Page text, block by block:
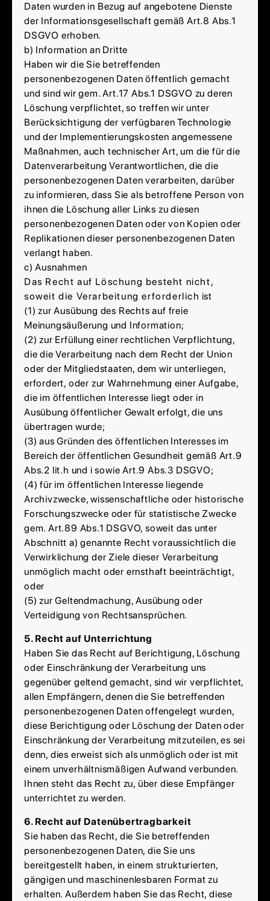
Daten wurden in Bezug auf angebotene Dienste
der Informationsgesellschaft gemäß Art.8 Abs.1
DSGVO erhoben.
b) Information an Dritte
Haben wir die Sie betreffenden
personenbezogenen Daten öffentlich gemacht
und sind wir gem. Art.17 Abs.1 DSGVO zu deren
Löschung verpflichtet, so treffen wir unter
Berücksichtigung der verfügbaren Technologie
und der Implementierungskosten angemessene
Maßnahmen, auch technischer Art, um die für die
Datenverarbeitung Verantwortlichen, die die
personenbezogenen Daten verarbeiten, darüber
zu informieren, dass Sie als betroffene Person von
ihnen die Löschung aller Links zu diesen
personenbezogenen Daten oder von Kopien oder
Replikationen dieser personenbezogenen Daten
verlangt haben.
c) Ausnahmen
Das Recht auf Löschung besteht nicht,
soweit die Verarbeitung erforderlich ist
(1) zur Ausübung des Rechts auf freie
Meinungsäußerung und Information;
(2) zur Erfüllung einer rechtlichen Verpflichtung,
die die Verarbeitung nach dem Recht der Union
oder der Mitgliedstaaten, dem wir unterliegen,
erfordert, oder zur Wahrnehmung einer Aufgabe,
die im öffentlichen Interesse liegt oder in
Ausübung öffentlicher Gewalt erfolgt, die uns
übertragen wurde;
(3) aus Gründen des öffentlichen Interesses im
Bereich der öffentlichen Gesundheit gemäß Art.9
Abs.2 lit.h und i sowie Art.9 Abs.3 DSGVO;
(4) für im öffentlichen Interesse liegende
Archivzwecke, wissenschaftliche oder historische
Forschungszwecke oder für statistische Zwecke
gem. Art.89 Abs.1 DSGVO, soweit das unter
Abschnitt a) genannte Recht voraussichtlich die
Verwirklichung der Ziele dieser Verarbeitung
unmöglich macht oder ernsthaft beeinträchtigt,
oder
(5) zur Geltendmachung, Ausübung oder
Verteidigung von Rechtsansprüchen.
5. Recht auf Unterrichtung
Haben Sie das Recht auf Berichtigung, Löschung
oder Einschränkung der Verarbeitung uns
gegenüber geltend gemacht, sind wir verpflichtet,
allen Empfängern, denen die Sie betreffenden
personenbezogenen Daten offengelegt wurden,
diese Berichtigung oder Löschung der Daten oder
Einschränkung der Verarbeitung mitzuteilen, es sei
denn, dies erweist sich als unmöglich oder ist mit
einem unverhältnismäßigen Aufwand verbunden.
Ihnen steht das Recht zu, über diese Empfänger
unterrichtet zu werden.
6. Recht auf Datenübertragbarkeit
Sie haben das Recht, die Sie betreffenden
personenbezogenen Daten, die Sie uns
bereitgestellt haben, in einem strukturierten,
gängigen und maschinenlesbaren Format zu
erhalten. Außerdem haben Sie das Recht, diese